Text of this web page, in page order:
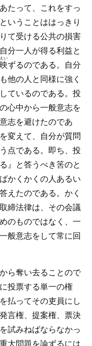
たって、これをすっ
いうことははっきり
て受ける公共の損害
分一人が得る利益と
映
えい
ずるのである。自分
他の人と同様に強く
ているのである。投
心中から一般意志を
志を避けたのであ
変えて、自分が質問
点である。即ち、投
』と答うべき筈のと
かくかくの人あるい
えたのである。かく
締法律は、その会議
のものではなく、一
般意志をして常に回
ら奪い去ることので
投票する単一の権
払ってその吏員にし
言権、提案権、票決
試みねばならなかっ
大問題を論ずるには